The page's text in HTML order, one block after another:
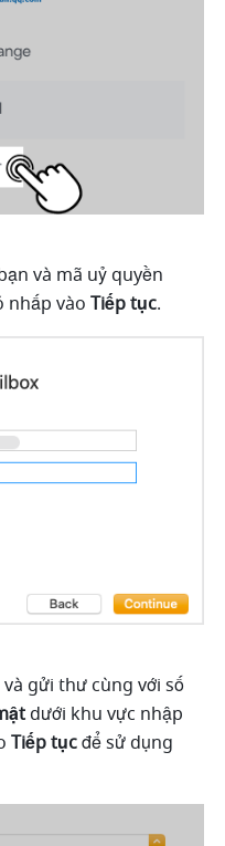
và mã uỷ quyền
nhấp vào Tiếp tục.
gửi thư cùng với số
dưới khu vực nhập
Tiếp tục để sử dụng